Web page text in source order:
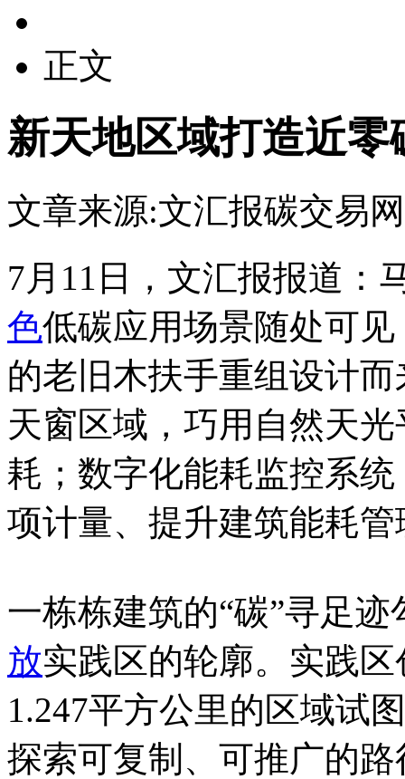
正文
新天地区域打造近零
文章来源:文汇报碳交易网
7月11日，文汇报报道：
色低碳应用场景随处可
的老旧木扶手重组设计
天窗区域，巧用自然天
耗；数字化能耗监控系
项计量、提升建筑能耗
一栋栋建筑的“碳”寻足
放实践区的轮廓。实践
1.247平方公里的区域试
探索可复制、可推广的路